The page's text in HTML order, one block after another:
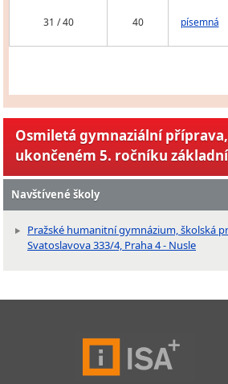
31 / 40 40 písemná
Osmiletá gymnaziální
ukončeném 5. ročníku
Navštívené školy
Pražské humanitní gymnázium, školská
Svatoslavova 333/4, Praha 4 - Nusle